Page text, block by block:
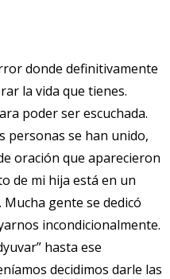
donde definitivamente
la vida que tienes.
poder ser escuchada.
personas se han unido,
oración que aparecieron
de mi hija está en un
gente se dedicó
incondicionalmente.
hasta ese
decidimos darle las